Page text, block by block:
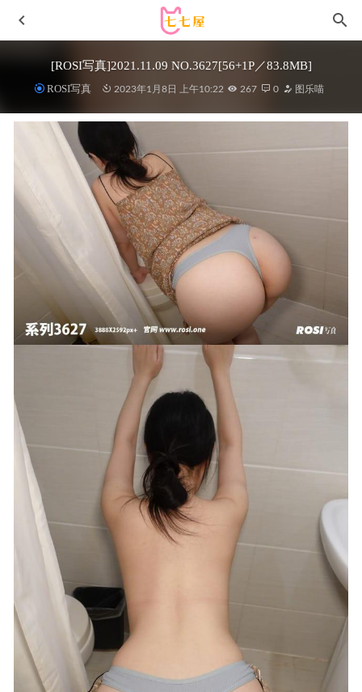
[ROSI写真]2021.11.09 NO.3627[56+1P／83.8MB]
ROSI写真 2023年1月8日 上午10:22 267 0 图乐喵
桜井宁宁 – NO.065 黑丝死库水[78P-980MB]
神楽坂真冬 – NO.234 毛绒白兔 [75P2V-317MB]
2026-03-31
[微密圈]葛征GEZHENG –今天喝牛奶了吗[25P1V-127M]
三度_69 – NO.086 2025新年自拍套装 [62P-702MB]
11
[YOUMI尤蜜荟]2022.01.21 VOL.744 王雨纯[72+1P／